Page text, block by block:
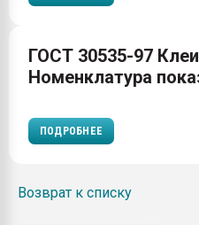
ГОСТ 30535-97
Номенклатура
ПОДРОБНЕЕ
Возврат к списку